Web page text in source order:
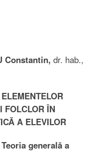
Constantin, dr. hab.,
FOLCLOR ÎN
A ELEVILOR
generală a